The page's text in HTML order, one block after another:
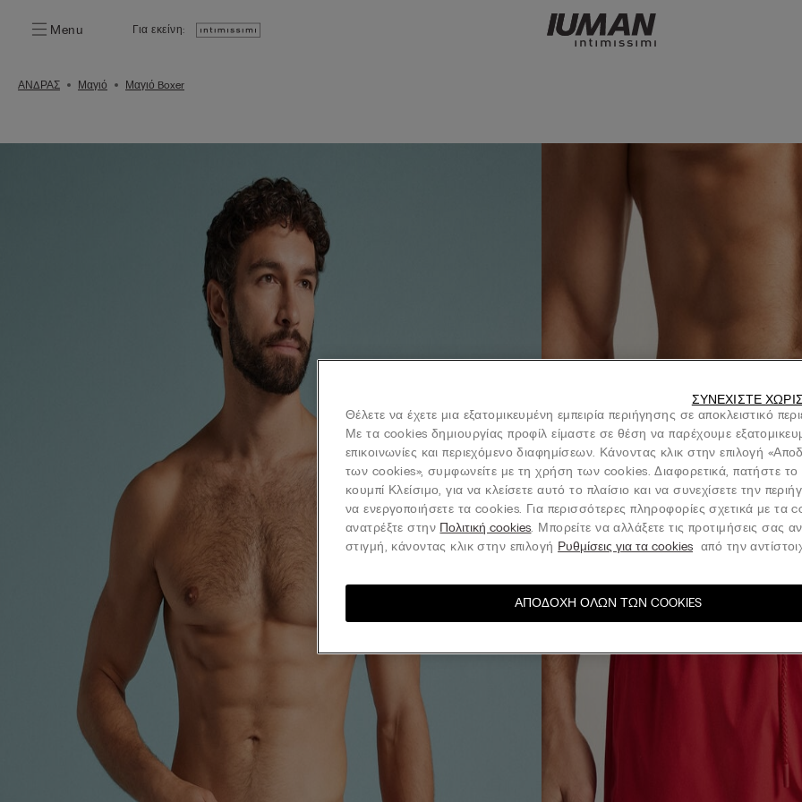
Menu Για εκείνη:
ΑΝΔΡΑΣ Μαγιό Μαγιό Boxer
Θέλετε να έχετε μια εξατομικευμένη εμπειρία περιήγησης σε αποκλειστικό
Με τα cookies δημιουργίας προφίλ είμαστε σε θέση να παρέχουμε
επικοινωνίες και περιεχόμενο διαφημίσεων. Κάνοντας κλικ στην επιλογή
των cookies», συμφωνείτε με τη χρήση των cookies. Διαφορετικά, πατήστε το
κουμπί Κλείσιμο, για να κλείσετε αυτό το πλαίσιο και να συνεχίσετε την
να ενεργοποιήσετε τα cookies. Για περισσότερες πληροφορίες σχετικά με τα
ανατρέξτε στην Πολιτική cookies. Μπορείτε να αλλάξετε τις προτιμήσεις σας
στιγμή, κάνοντας κλικ στην επιλογή Ρυθμίσεις για τα cookies από την
ΑΠΟΔΟΧΉ ΌΛΩΝ ΤΩΝ COOKIES
ΣΥΝΕΧΊΣΤΕ